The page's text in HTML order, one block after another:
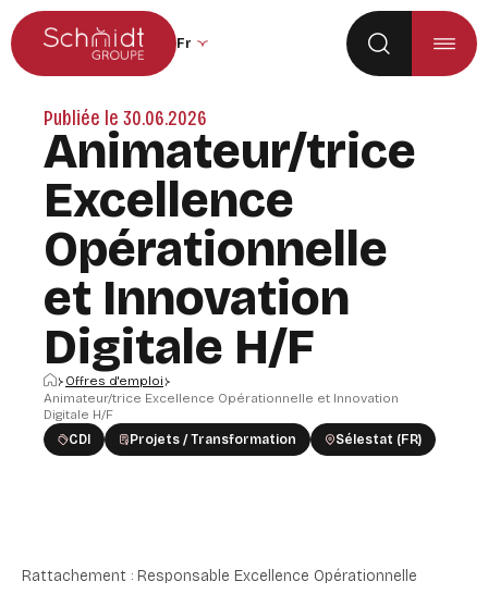
Aller au menu principal
Aller au contenu
Changer la langue du site (recharge la
Publiée le 30.06.2026
Animateur/trice
Excellence
Opérationnelle
et Innovation
Digitale H/F
Accueil
Offres d'emploi
Animateur/trice Excellence Opérationnelle et Innovation
Digitale H/F
CDI
Projets / Transformation Sélestat (FR)
Rattachement : Responsable Excellence Opérationnelle